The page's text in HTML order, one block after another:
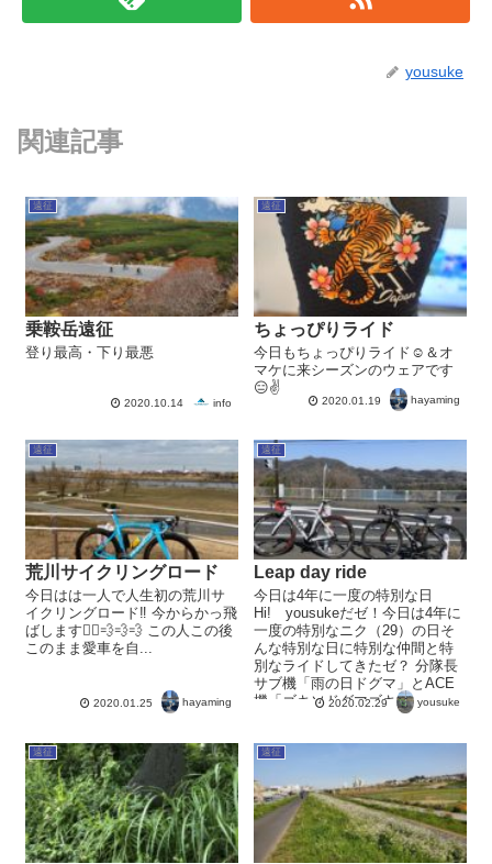
yousuke
関連記事
遠征
乗鞍岳遠征
登り最高・下り最悪
2020.10.14 info
遠征
ちょっぴりライド
今日もちょっぴりライド☺＆オ
マケに来シーズンのウェアです
😑✌
2020.01.19 hayaming
遠征
荒川サイクリングロード
今日はは一人で人生初の荒川サ
イクリングロード‼️ 今からかっ飛
ばします🚴‍♂💨💨💨 この人この後
このまま愛車を自...
2020.01.25 hayaming
遠征
Leap day ride
今日は4年に一度の特別な日
Hi! yousukeだゼ！今日は4年に
一度の特別なニク（29）の日そ
んな特別な日に特別な仲間と特
別なライドしてきたゼ？ 分隊長
サブ機「雨の日ドグマ」とACE
機「ゴキソドグマゴキソ」 ...
2020.02.29 yousuke
遠征 遠征